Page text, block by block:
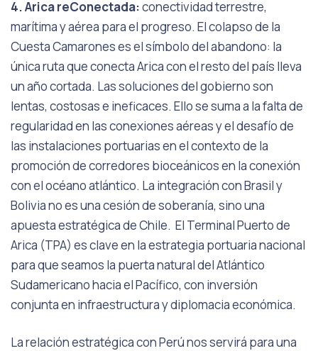
4. Arica reConectada:conectividad terrestre,
marítima y aérea para el progreso. El colapso de la
Cuesta Camarones es el símbolo del abandono: la
única ruta que conecta Arica con el resto del país lleva
un año cortada. Las soluciones del gobierno son
lentas, costosas e ineficaces. Ello se suma a la falta de
regularidad en las conexiones aéreas y el desafío de
las instalaciones portuarias en el contexto de la
promoción de corredores bioceánicos en la conexión
con el océano atlántico. La integración con Brasil y
Bolivia no es una cesión de soberanía, sino una
apuesta estratégica de Chile. El Terminal Puerto de
Arica (TPA) es clave en la estrategia portuaria nacional
para que seamos la puerta natural del Atlántico
Sudamericano hacia el Pacífico, con inversión
conjunta en infraestructura y diplomacia económica.
La relación estratégica con Perú nos servirá para una